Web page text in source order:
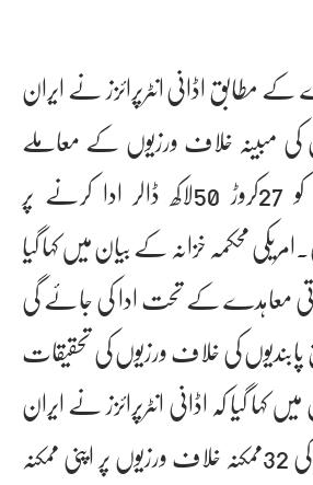
مطابق اڈانی انٹرپرائزز نے ایران
کی مبینہ خلاف ورزیوں کے معاملے
میں امریکی حکومت کو 27کروڑ 50لاکھ ڈالر ادا کرنے پر
محکمہ خزانہ کے بیان میں کہا گیا
معاہدے کے تحت ادا کی جائے گی
کی خلاف ورزیوں کی تحقیقات
کہا گیا کہ اڈانی انٹرپرائزز نے ایران
سے متعلق پابندیوں کی 32ممکنہ خلاف ورزیوں پر اپنی ممکنہ